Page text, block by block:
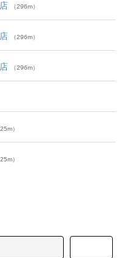
（296m）
（296m）
（296m）
）
）